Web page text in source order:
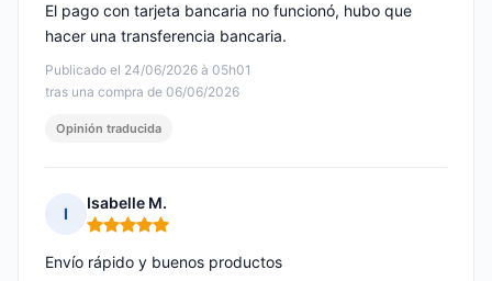
Publicado el 24/06/2026 à 05h01
tras una compra de 06/06/2026
El pago con tarjeta bancaria no funcionó, hubo que
hacer una transferencia bancaria.
Opinión traducida
I
Isabelle M.
Nota: 5 de 5
Envío rápido y buenos productos